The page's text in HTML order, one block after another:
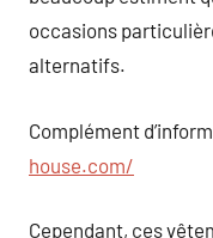
occasions
alternatifs.
Complément
house.com/
Cependant, ces